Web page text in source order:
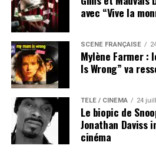
avec “Vive la
SCÈNE FRANÇAISE
Mylène Farmer :
Is Wrong” va
TÉLÉ / CINÉMA 24
Le biopic de
Jonathan Daviss
cinéma